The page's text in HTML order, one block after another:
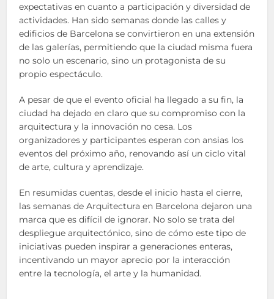
expectativas en cuanto a participación y diversidad de
actividades. Han sido semanas donde las calles y
edificios de Barcelona se convirtieron en una extensión
de las galerías, permitiendo que la ciudad misma fuera
no solo un escenario, sino un protagonista de su
propio espectáculo.
A pesar de que el evento oficial ha llegado a su fin, la
ciudad ha dejado en claro que su compromiso con la
arquitectura y la innovación no cesa. Los
organizadores y participantes esperan con ansias los
eventos del próximo año, renovando así un ciclo vital
de arte, cultura y aprendizaje.
En resumidas cuentas, desde el inicio hasta el cierre,
las semanas de Arquitectura en Barcelona dejaron una
marca que es difícil de ignorar. No solo se trata del
despliegue arquitectónico, sino de cómo este tipo de
iniciativas pueden inspirar a generaciones enteras,
incentivando un mayor aprecio por la interacción
entre la tecnología, el arte y la humanidad.